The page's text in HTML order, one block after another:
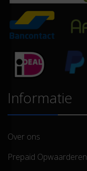
Informatie
Over ons
Prepaid Opwaarderen